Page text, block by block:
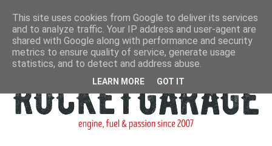
This site uses cookies from Google to deliver its services
and to analyze traffic. Your IP address and user-agent are
shared with Google along with performance and security
metrics to ensure quality of service, generate usage
statistics, and to detect and address abuse.
LEARN MORE GOT IT